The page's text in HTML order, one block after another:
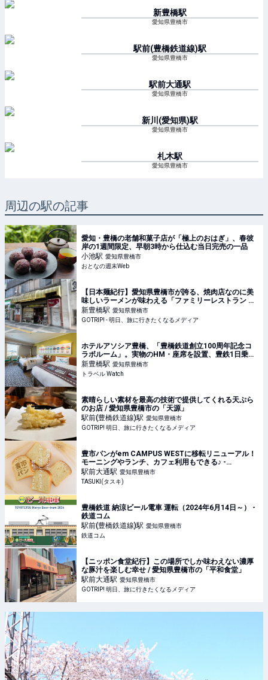
新豊橋駅
愛知県豊橋市
駅前(豊橋鉄道線)駅
愛知県豊橋市
駅前大通駅
愛知県豊橋市
新川(愛知県)駅
愛知県豊橋市
札木駅
愛知県豊橋市
周辺の駅の記事
愛知・豊橋の老舗和菓子店が「極上のおはぎ」、春彼
岸の1週間限定、早朝3時から仕込む当日完売の一品
小池駅 愛知県豊橋市
おとなの週末Web
【日本麺紀行】愛知県豊橋市が誇る、焼肉店なのに美
味しいラーメンが味わえる「ファミリーレストラン 平
和園」とは？ - GOTRIP!
新豊橋駅 愛知県豊橋市
GOTRIP! - 明日、旅に行きたくなるメディア
ホテルアソシア豊橋、「豊橋鉄道創立100周年記念コ
ラボルーム」。実物のHM・座席を設置、豊鉄1日乗車
券つき
新豊橋駅 愛知県豊橋市
トラベル Watch
素晴らしい素材を最高の技術で提供してくれる天ぷら
のお店 / 愛知県豊橋市の「天源」
駅前(豊橋鉄道線)駅 愛知県豊橋市
GOTRIP! 明日、旅に行きたくなるメディア
豊市パンがem CAMPUS WESTに移転リニューアル！
モーニングやランチ、カフェ利用もできる♪ -
TASUKI(タスキ)
駅前大通駅 愛知県豊橋市
TASUKI(タスキ)
豊橋鉄道 納涼ビール電車 運転（2024年6月14日～） -
鉄道コム
駅前(豊橋鉄道線)駅 愛知県豊橋市
鉄道コム
【ニッポン食堂紀行】この場所でしか味わえない濃厚
な豚汁を楽しむ幸せ / 愛知県豊橋市の「平和食堂」
駅前大通駅 愛知県豊橋市
GOTRIP! 明日、旅に行きたくなるメディア